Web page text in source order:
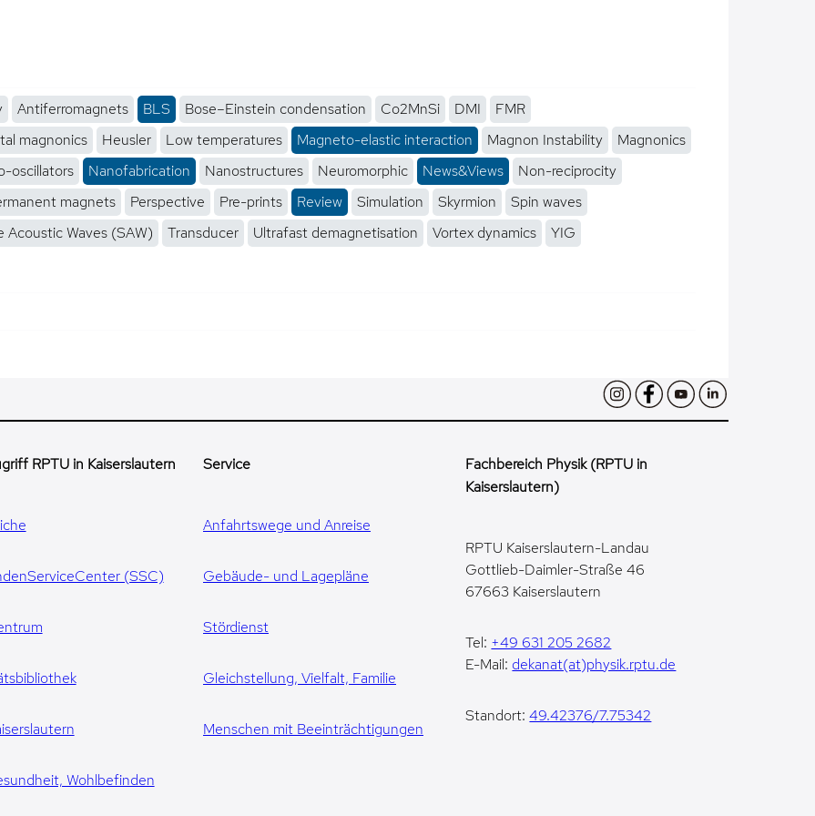
Antiferromagnets BLS Bose–Einstein condensation Co2MnSi DMI
FMR
magnonics Heusler Low temperatures Magneto-elastic interaction Magnon Instability
Magnonics
oscillators Nanofabrication Nanostructures Neuromorphic News&Views
Non-reciprocity
magnets Perspective Pre-prints Review Simulation Skyrmion
Spin waves
Acoustic Waves (SAW) Transducer Ultrafast demagnetisation Vortex dynamics
YIG
RPTU in Kaiserslautern
(SSC)
Wohlbefinden
Service
Anfahrtswege und Anreise
Gebäude- und Lagepläne
Stördienst
Gleichstellung, Vielfalt, Familie
Menschen mit Beeinträchtigungen
Fachbereich Physik (RPTU in
Kaiserslautern)
RPTU Kaiserslautern-Landau
Gottlieb-Daimler-Straße 46
67663 Kaiserslautern
Tel: +49 631 205 2682
E-Mail: dekanat(at)physik.rptu.de
Standort:49.42376/7.75342